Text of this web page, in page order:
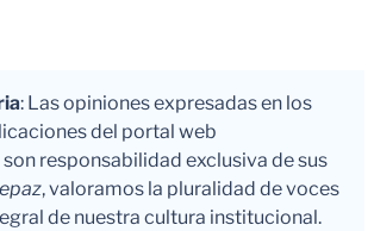
: Las opiniones expresadas en los
del portal web
responsabilidad exclusiva de sus
, valoramos la pluralidad de voces
de nuestra cultura institucional.